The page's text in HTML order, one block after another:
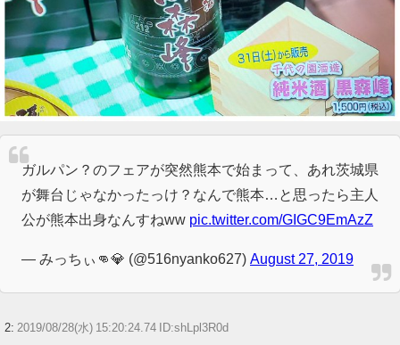
ガルパン？のフェアが突然熊本で始まって、あれ茨城県
が舞台じゃなかったっけ？なんで熊本…と思ったら主人
公が熊本出身なんすねww pic.twitter.com/GIGC9EmAzZ
— みっちぃ👊💎 (@516nyanko627) August 27, 2019
2: 2019/08/28(水) 15:20:24.74 ID:shLpl3R0d